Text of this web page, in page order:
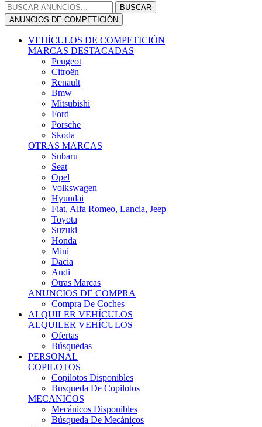
Seat
Opel
Volkswagen
Hyundai
Fiat, Alfa Romeo, Lancia, Jeep
Toyota
Suzuki
Honda
Mini
Dacia
Audi
Otras Marcas
ANUNCIOS DE COMPRA
Compra De Coches
ALQUILER VEHÍCULOS
ALQUILER VEHÍCULOS
Ofertas
Búsquedas
PERSONAL
COPILOTOS
Copilotos Disponibles
Busqueda De Copilotos
MECANICOS
Mecánicos Disponibles
Búsqueda De Mecánicos
PIEZAS DE COMPETICIÓN
MECÁNICA
Motores
Refrigeración
Electrónica
Cajas De Cambio
Sistemas De Escape
Carrocería
Depositos
Suspensiones
Frenos
Iluminación
Llantas
NEUMÁTICOS DE ASFALTO
Asfalto 13 O Menos